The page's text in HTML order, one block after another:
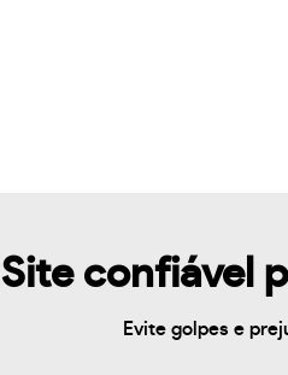
Site confiável
Evite golpes e